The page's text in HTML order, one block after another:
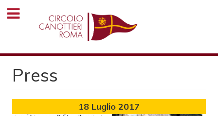
Salta
Press
18 Luglio 2017